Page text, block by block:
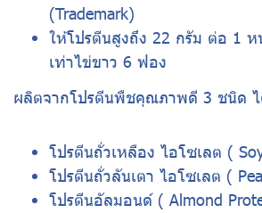
(Trademark)
ให้โปรตีนสูงถึง 22 กรัม ต่อ 1 ห
เท่าไข่ขาว 6 ฟอง
ผลิตจากโปรตีนพืชคุณภาพดี 3 ชนิด
โปรตีนถั่วเหลือง ไอโซเลต (
โปรตีนถั่วลันเตา ไอโซเลต (
โปรตีนอัลมอนด์ ( Almond